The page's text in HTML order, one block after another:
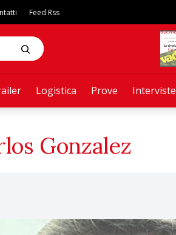
Logistica Prove Interviste
Feed Rss
Gonzalez